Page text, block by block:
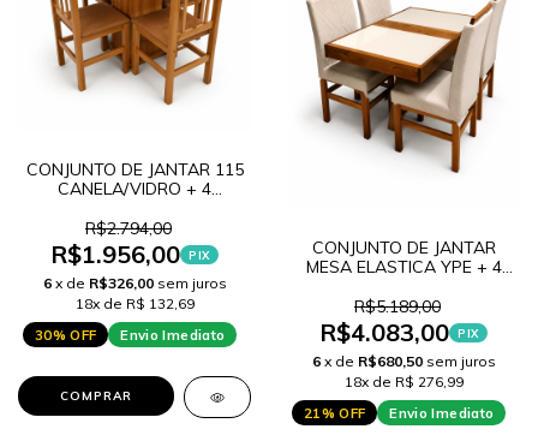
CONJUNTO DE JANTAR 115
CANELA/VIDRO + 4
R$2.794,00
R$1.956,00 PIX
6 x de R$326,00 sem juros
18x de R$ 132,69
30% OFF
Envio Imediato
COMPRAR
CONJUNTO DE JANTAR
MESA ELASTICA YPE + 4
ESTOFADO
R$5.189,00
R$4.083,00 PIX
6 x de R$680,50 sem juros
18x de R$ 276,99
21% OFF
Envio Imediato